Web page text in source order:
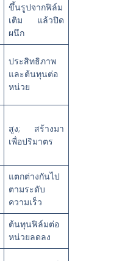
ขึ้นรูปจากฟิล์ม
เติม แล้วปิด
ผนึก
ประสิทธิภาพ
และต้นทุนต่อ
หน่วย
สูง; สร้างมา
เพื่อปริมาตร
แตกต่างกันไป
ตามระดับ
ความเร็ว
ต้นทุนฟิล์มต่อ
หน่วยลดลง